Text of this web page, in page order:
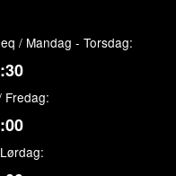
/ Mandag - Torsdag:
Fredag: